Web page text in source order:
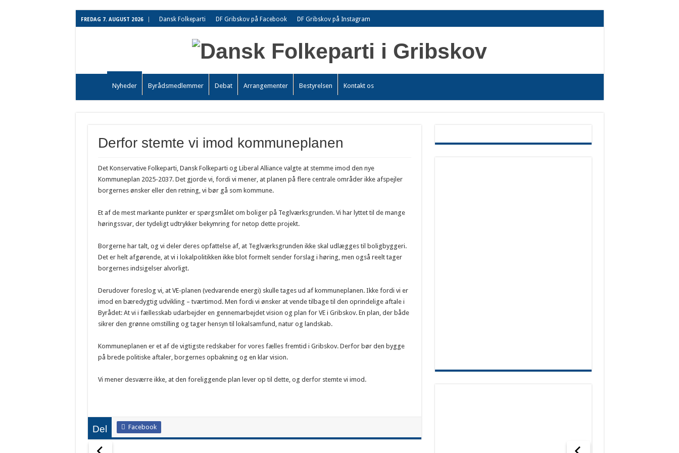
FREDAG 7. AUGUST 2026 Dansk Folkeparti DF Gribskov på Facebook DF Gribskov på Instagram
Nyheder Byrådsmedlemmer Debat Arrangementer Bestyrelsen Kontakt os
Derfor stemte vi imod kommuneplanen
Det Konservative Folkeparti, Dansk Folkeparti og Liberal Alliance valgte at stemme imod den nye
Kommuneplan 2025-2037. Det gjorde vi, fordi vi mener, at planen på flere centrale områder ikke afspejler
borgernes ønsker eller den retning, vi bør gå som kommune.
Et af de mest markante punkter er spørgsmålet om boliger på Teglværksgrunden. Vi har lyttet til de mange
høringssvar, der tydeligt udtrykker bekymring for netop dette projekt.
Borgerne har talt, og vi deler deres opfattelse af, at Teglværksgrunden ikke skal udlægges til boligbyggeri.
Det er helt afgørende, at vi i lokalpolitikken ikke blot formelt sender forslag i høring, men også reelt tager
borgernes indsigelser alvorligt.
Derudover foreslog vi, at VE-planen (vedvarende energi) skulle tages ud af kommuneplanen. Ikke fordi vi er
imod en bæredygtig udvikling – tværtimod. Men fordi vi ønsker at vende tilbage til den oprindelige aftale i
Byrådet: At vi i fællesskab udarbejder en gennemarbejdet vision og plan for VE i Gribskov. En plan, der både
sikrer den grønne omstilling og tager hensyn til lokalsamfund, natur og landskab.
Kommuneplanen er et af de vigtigste redskaber for vores fælles fremtid i Gribskov. Derfor bør den bygge
på brede politiske aftaler, borgernes opbakning og en klar vision.
Vi mener desværre ikke, at den foreliggende plan lever op til dette, og derfor stemte vi imod.
Del Facebook